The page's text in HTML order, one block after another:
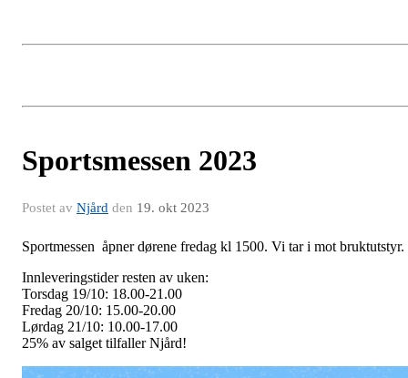
Sportsmessen 2023
Postet av Njård den 19. okt 2023
Sportmessen åpner dørene fredag kl 1500. Vi tar i mot bruktutstyr.
Innleveringstider resten av uken:
Torsdag 19/10: 18.00-21.00
Fredag 20/10: 15.00-20.00
Lørdag 21/10: 10.00-17.00
25% av salget tilfaller Njård!